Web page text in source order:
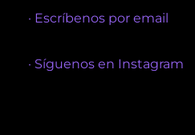
· Escríbenos por email
· Síguenos en Instagram